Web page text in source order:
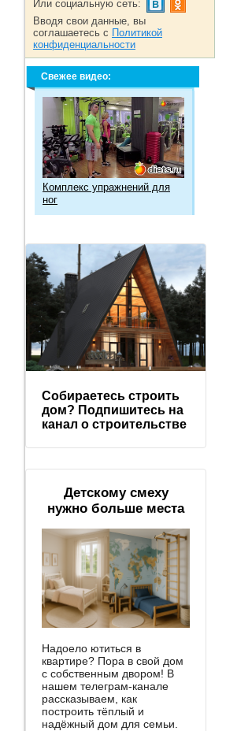
Или социальную сеть:
Вводя свои данные, вы
соглашаетесь с Политикой
конфиденциальности
Свежее видео:
Комплекс упражнений для
ног
Собираетесь строить
дом? Подпишитесь на
канал о строительстве
Детскому смеху
нужно больше места
Надоело ютиться в
квартире? Пора в свой дом
с собственным двором! В
нашем телеграм-канале
рассказываем, как
построить тёплый и
надёжный дом для семьи.